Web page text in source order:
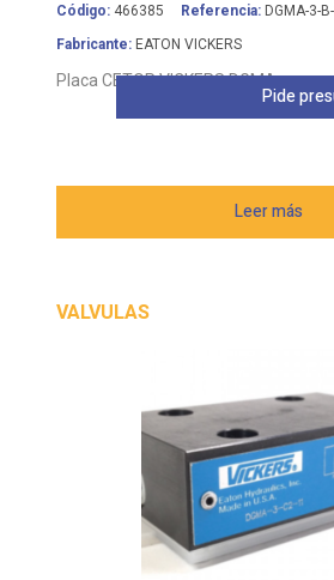
Código: 466385 Referencia: DGMA-3-
Fabricante: EATON VICKERS
Placa CETOP VICKERS DGMA
Leer más
Pide
VALVULAS